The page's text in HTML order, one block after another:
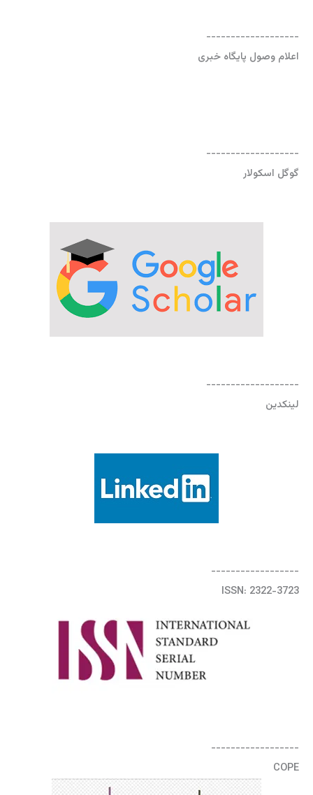
-------------------
اعلام وصول پایگاه خبری
-------------------
گوگل اسکولار
-------------------
لینکدین
------------------
ISSN: 2322-3723
------------------
COPE